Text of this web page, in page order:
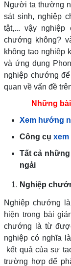
Người ta thường
sát sinh, nghiệp
tật,... vậy
chướng không?
không tạo nghiệp
và ứng dụng
nghiệp chướng
quan về vấn đề
Những
Xem hướng
Công cụ xem
Tất cả
ngải
Nghiệp
Nghiệp chướng
hiện trong bài
chướng là từ
nghiệp có nghĩa
kết quả của sự
trường hợp để